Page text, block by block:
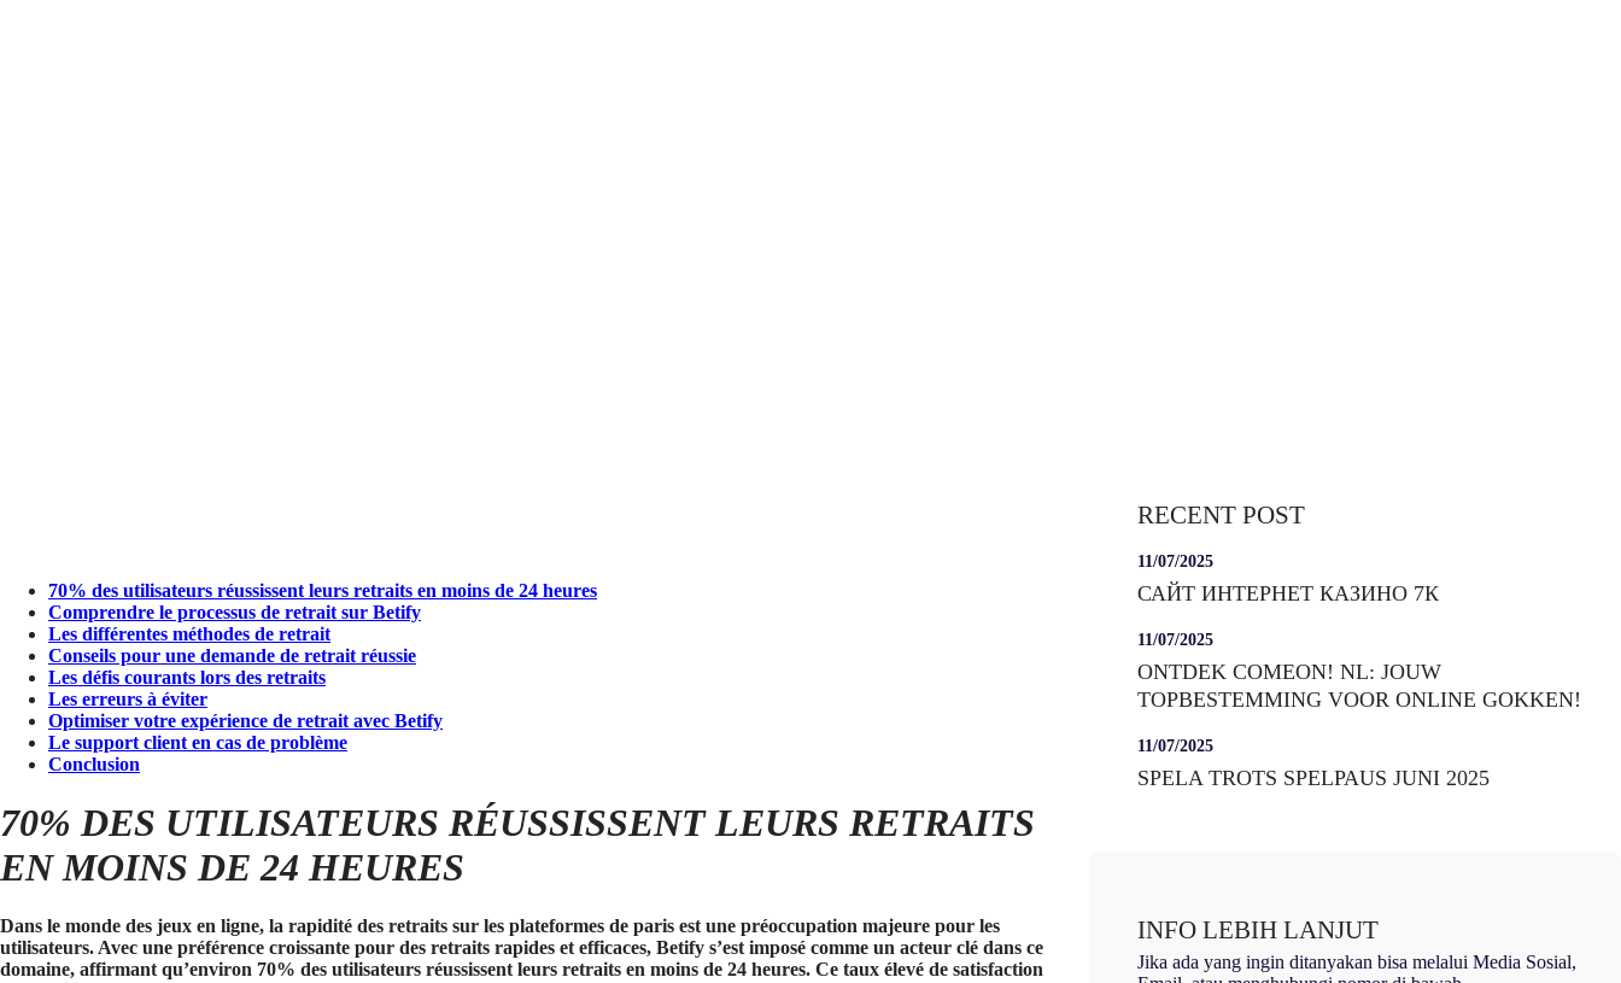
70% des utilisateurs réussissent leurs retraits en moins de 24 heures
Comprendre le processus de retrait sur Betify
Les différentes méthodes de retrait
Conseils pour une demande de retrait réussie
Les défis courants lors des retraits
Les erreurs à éviter
Optimiser votre expérience de retrait avec Betify
Le support client en cas de problème
Conclusion
70% DES UTILISATEURS RÉUSSISSENT LEURS RETRAITS
EN MOINS DE 24 HEURES
Dans le monde des jeux en ligne, la rapidité des retraits sur les plateformes de paris est une préoccupation majeure pour les
utilisateurs. Avec une préférence croissante pour des retraits rapides et efficaces, Betify s’est imposé comme un acteur clé dans ce
domaine, affirmant qu’environ 70% des utilisateurs réussissent leurs retraits en moins de 24 heures. Ce taux élevé de satisfaction
RECENT POST
11/07/2025
САЙТ ИНТЕРНЕТ КАЗИНО 7К
11/07/2025
ONTDEK COMEON! NL: JOUW
TOPBESTEMMING VOOR ONLINE GOKKEN!
11/07/2025
SPELA TROTS SPELPAUS JUNI 2025
INFO LEBIH LANJUT
Jika ada yang ingin ditanyakan bisa melalui Media Sosial,